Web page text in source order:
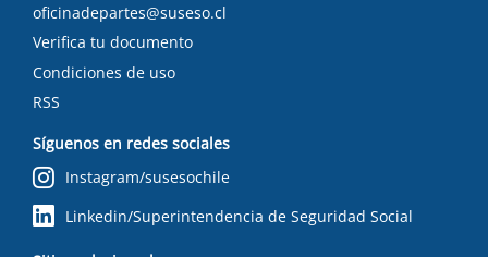
oficinadepartes@suseso.cl
Verifica tu documento
Condiciones de uso
RSS
Síguenos en redes sociales
Instagram/susesochile
Linkedin/Superintendencia de Seguridad Social